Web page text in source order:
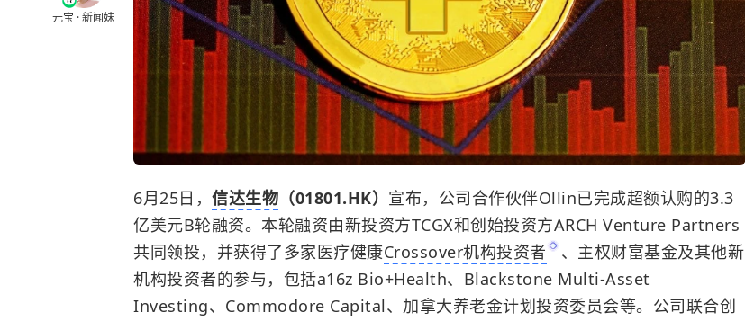
元宝 · 新闻妹
6月25日， 信达生物 （01801.HK） 宣布，公司合作伙伴Ollin已完成超额认购的3.3
亿美元B轮融资。本轮融资由新投资方TCGX和创始投资方ARCH Venture Partners
共同领投，并获得了多家医疗健康Crossover机构投资者 、 主权财富基金及其他新
机构投资者的参与，包括a16z Bio+Health、Blackstone Multi-Asset
Investing、Commodore Capital、加拿大养老金计划投资委员会等。公司联合创